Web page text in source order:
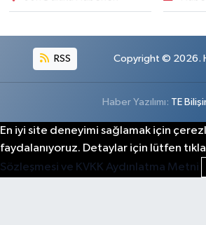
RSS Copyright © 2026.
Haber Yazılımı: TE
En iyi site deneyimi sağlamak için
faydalanıyoruz. Detaylar için lütfen
Sözleşmesi ve KVKK Aydınlatma Metni